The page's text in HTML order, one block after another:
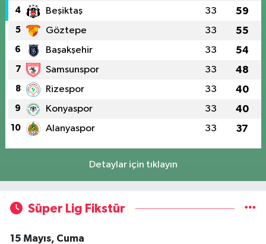
4 Beşiktaş 33 59
5 Göztepe 33 55
6 Başakşehir 33 54
7 Samsunspor 33 48
8 Rizespor 33 40
9 Konyaspor 33 40
10 Alanyaspor 33 37
Detaylar için tıklayın
Süper Lig Fikstür
15 Mayıs, Cuma